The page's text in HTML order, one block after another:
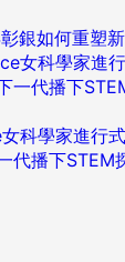
銀如何重塑
科學家進行
代播下STEM